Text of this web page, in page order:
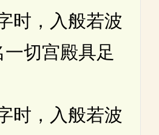
，入般若波
切宫殿具足
，入般若波